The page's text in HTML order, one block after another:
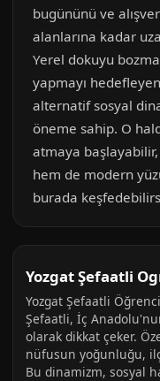
bugününü ve
alanlarına kadar
Yerel dokuyu
yapmayı
alternatif sosyal
öneme sahip. O
atmaya
hem de modern
burada
Yozgat Şefaatli
Yozgat Şefaatli
Şefaatli, İç
olarak dikkat çeker.
nüfusun yoğunluğu,
Bu dinamizm, sosyal